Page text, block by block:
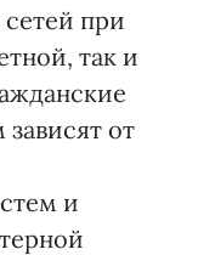
при
так и
от
и